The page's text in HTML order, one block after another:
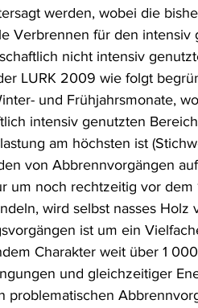
werden, wobei die
Verbrennen für den
nicht intensiv
LURK 2009 wie folgt
und Frühjahrsmonate,
intensiv genutzten
am höchsten ist
von Abbrennvorgängen
um noch rechtzeitig vor
wird selbst nasses
ist um ein
Charakter weit über 1
und gleichzeitiger
problematischen